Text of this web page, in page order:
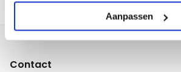
Aanpassen
Site
Contact